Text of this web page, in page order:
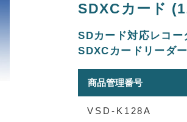
SDXCカード
SDカード対応レコ
SDXCカードリーダ
商品管理番号
VSD-K128A